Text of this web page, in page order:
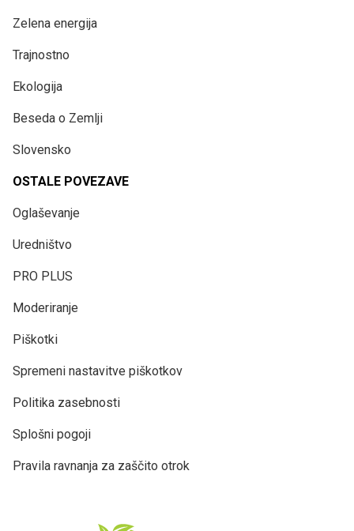
Zelena energija
Trajnostno
Ekologija
Beseda o Zemlji
Slovensko
OSTALE POVEZAVE
Oglaševanje
Uredništvo
PRO PLUS
Moderiranje
Piškotki
Spremeni nastavitve piškotkov
Politika zasebnosti
Splošni pogoji
Pravila ravnanja za zaščito otrok